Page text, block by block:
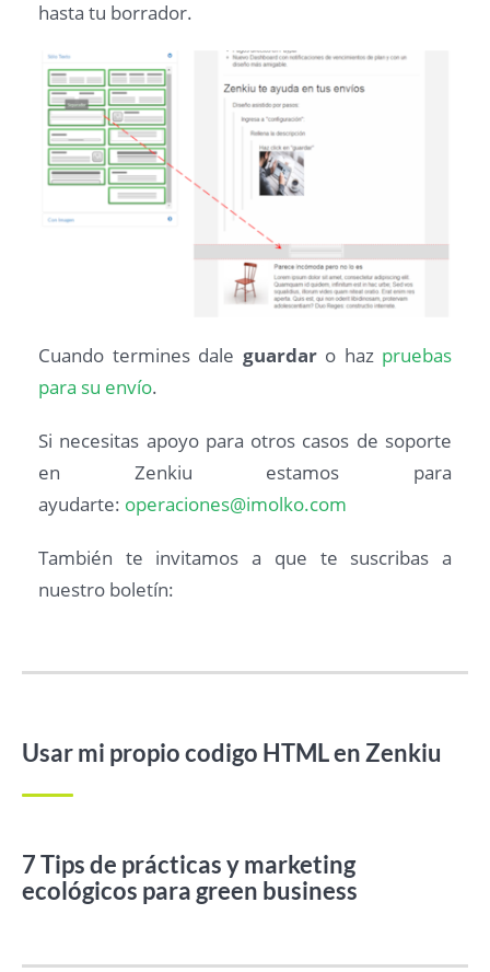
hasta tu borrador.
Cuando termines dale guardaro haz pruebas
para su envío.
Si necesitas apoyo para otros casos de soporte
en Zenkiu estamos para
ayudarte: operaciones@imolko.com
También te invitamos a que te suscribas a
nuestro boletín:
Usar mi propio codigo HTML en Zenkiu
7 Tips de prácticas y marketing
ecológicos para green business